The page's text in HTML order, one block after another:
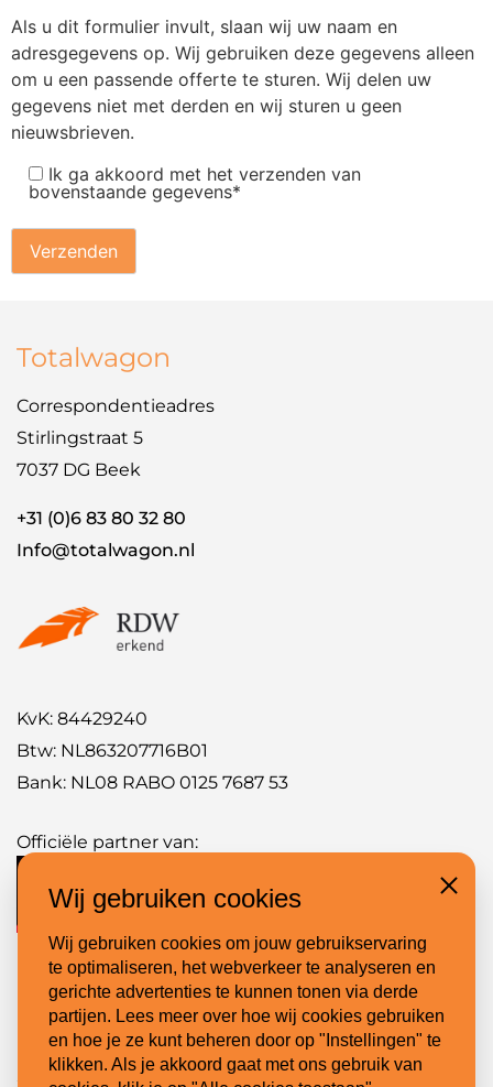
Als u dit formulier invult, slaan wij uw naam en
adresgegevens op. Wij gebruiken deze gegevens alleen
om u een passende offerte te sturen. Wij delen uw
gegevens niet met derden en wij sturen u geen
nieuwsbrieven.
Ik ga akkoord met het verzenden van
bovenstaande gegevens*
Totalwagon
Correspondentieadres
Stirlingstraat 5
7037 DG Beek
+31 (0)6 83 80 32 80
Info@totalwagon.nl
KvK: 84429240
Btw: NL863207716B01
Bank: NL08 RABO 0125 7687 53
Officiële partner van:
Handige links:
Belettering projecten
Speciaalbouw projecten
Wij gebruiken cookies
Wij gebruiken cookies om jouw gebruikservaring
te optimaliseren, het webverkeer te analyseren en
gerichte advertenties te kunnen tonen via derde
partijen. Lees meer over hoe wij cookies gebruiken
en hoe je ze kunt beheren door op "Instellingen" te
klikken. Als je akkoord gaat met ons gebruik van
Close